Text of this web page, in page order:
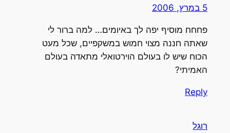
5 במרץ, 2006
פחחח מוסיף יפה לך באיומים… למה ברור לי
שאתה חננה מצוי חמוש במשקפיים, שכל מעט
הכוח שיש לו בעולם הוירטואלי מתאדה בעולם
האמיתי?
Reply
רוגל